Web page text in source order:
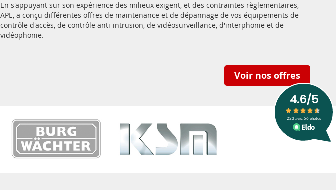
En s'appuyant sur son expérience des milieux exigent, et des contraintes règlementaires,
APE, a conçu différentes offres de maintenance et de dépannage de vos équipements de
contrôle d'accès, de contrôle anti-intrusion, de vidéosurveillance, d'interphonie et de
vidéophonie.
Voir nos offres